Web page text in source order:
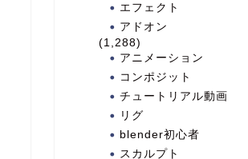
エフェクト
アドオン
(1,288)
アニメーション
コンポジット
チュートリアル動画
リグ
blender初心者
スカルプト